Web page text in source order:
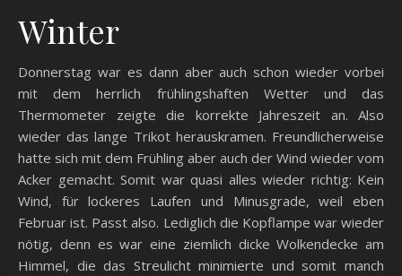
Winter
Donnerstag war es dann aber auch schon wieder vorbei
mit dem herrlich frühlingshaften Wetter und das
Thermometer zeigte die korrekte Jahreszeit an. Also
wieder das lange Trikot herauskramen. Freundlicherweise
hatte sich mit dem Frühling aber auch der Wind wieder vom
Acker gemacht. Somit war quasi alles wieder richtig: Kein
Wind, für lockeres Laufen und Minusgrade, weil eben
Februar ist. Passt also. Lediglich die Kopflampe war wieder
nötig, denn es war eine ziemlich dicke Wolkendecke am
Himmel, die das Streulicht minimierte und somit manch